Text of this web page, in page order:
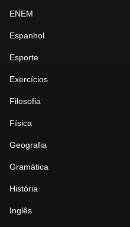
ENEM
Espanhol
Esporte
Exercícios
Filosofia
Física
Geografia
Gramática
História
Inglês